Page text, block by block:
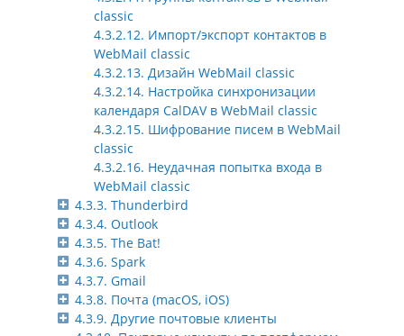
classic
4.3.2.12. Импорт/экспорт контактов в
WebMail classic
4.3.2.13. Дизайн WebMail classic
4.3.2.14. Настройка синхронизации
календаря CalDAV в WebMail classic
4.3.2.15. Шифрование писем в WebMail
classic
4.3.2.16. Неудачная попытка входа в
WebMail classic
4.3.3. Thunderbird
4.3.4. Outlook
4.3.5. The Bat!
4.3.6. Spark
4.3.7. Gmail
4.3.8. Почта (macOS, iOS)
4.3.9. Другие почтовые клиенты